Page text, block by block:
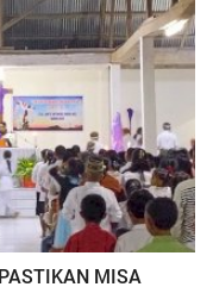
MISA